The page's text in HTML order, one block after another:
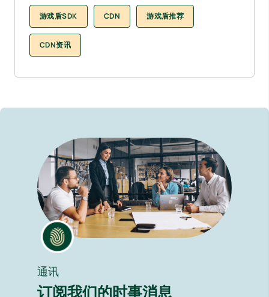
游戏盾SDK CDN 游戏盾推荐
CDN资讯
通讯
订阅我们的时事消息